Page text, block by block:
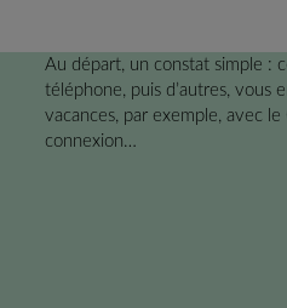
Au départ, un constat simple :
téléphone, puis d’autres, vous
vacances, par exemple, avec le
connexion…